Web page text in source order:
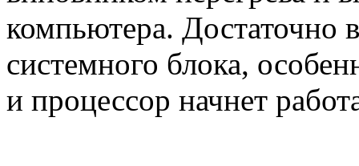
компьютера. Достаточно
системного блока,
и процессор начнет